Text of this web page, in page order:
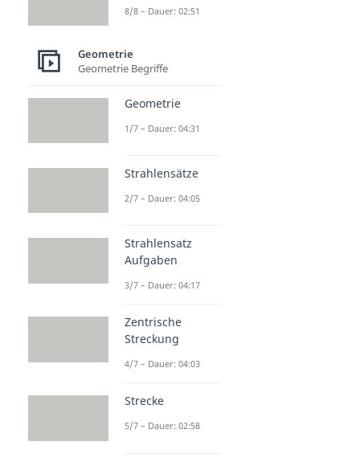
8/8 – Dauer: 02:51
Geometrie
Geometrie Begriffe
Geometrie
1/7 – Dauer: 04:31
Strahlensätze
2/7 – Dauer: 04:05
Strahlensatz
Aufgaben
3/7 – Dauer: 04:17
Zentrische
Streckung
4/7 – Dauer: 04:03
Strecke
5/7 – Dauer: 02:58